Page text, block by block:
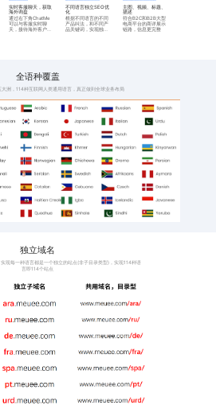
英语、法语、德语、
班牙语
阿拉伯语、意大利语
语、印地语